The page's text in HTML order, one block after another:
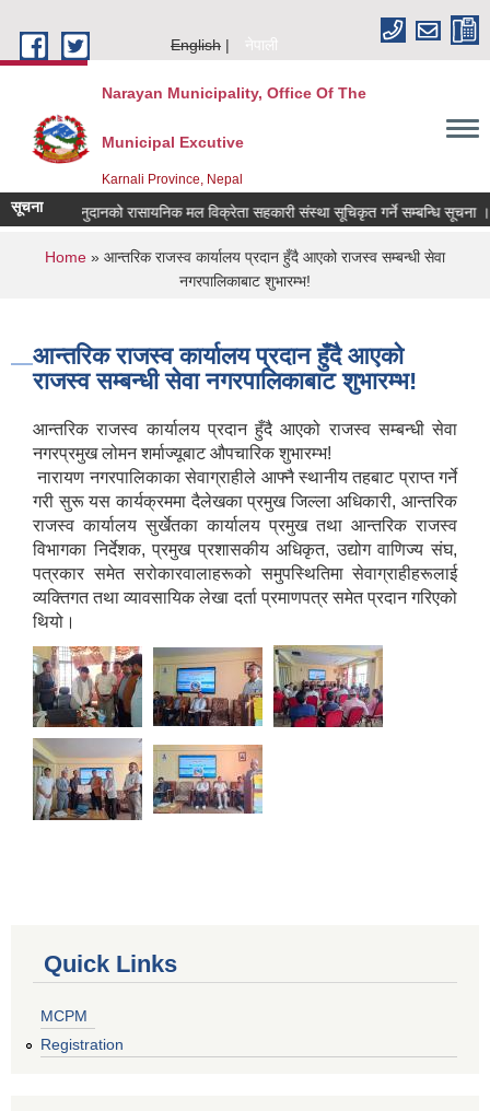
English
नेपाली
Narayan Municipality, Office Of The
Municipal Excutive
Karnali Province, Nepal
सूचना अनुदानको रासायनिक मल विक्रेता सहकारी संस्था सूचिकृत गर्ने सम्बन्धि सूचना ।।
You are here
Home » आन्तरिक राजस्व कार्यालय प्रदान हुँदै आएको राजस्व सम्बन्धी सेवा
नगरपालिकाबाट शुभारम्भ!
आन्तरिक राजस्व कार्यालय प्रदान हुँदै आएको
राजस्व सम्बन्धी सेवा नगरपालिकाबाट शुभारम्भ!
आन्तरिक राजस्व कार्यालय प्रदान हुँदै आएको राजस्व सम्बन्धी सेवा
नगरप्रमुख लोमन शर्माज्यूबाट औपचारिक शुभारम्भ!
नारायण नगरपालिकाका सेवाग्राहीले आफ्नै स्थानीय तहबाट प्राप्त गर्ने
गरी सुरू यस कार्यक्रममा दैलेखका प्रमुख जिल्ला अधिकारी, आन्तरिक
राजस्व कार्यालय सुर्खेतका कार्यालय प्रमुख तथा आन्तरिक राजस्व
विभागका निर्देशक, प्रमुख प्रशासकीय अधिकृत, उद्योग वाणिज्य संघ,
पत्रकार समेत सरोकारवालाहरूको समुपस्थितिमा सेवाग्राहीहरूलाई
व्यक्तिगत तथा व्यावसायिक लेखा दर्ता प्रमाणपत्र समेत प्रदान गरिएको
थियो।
Quick Links
MCPM
Registration